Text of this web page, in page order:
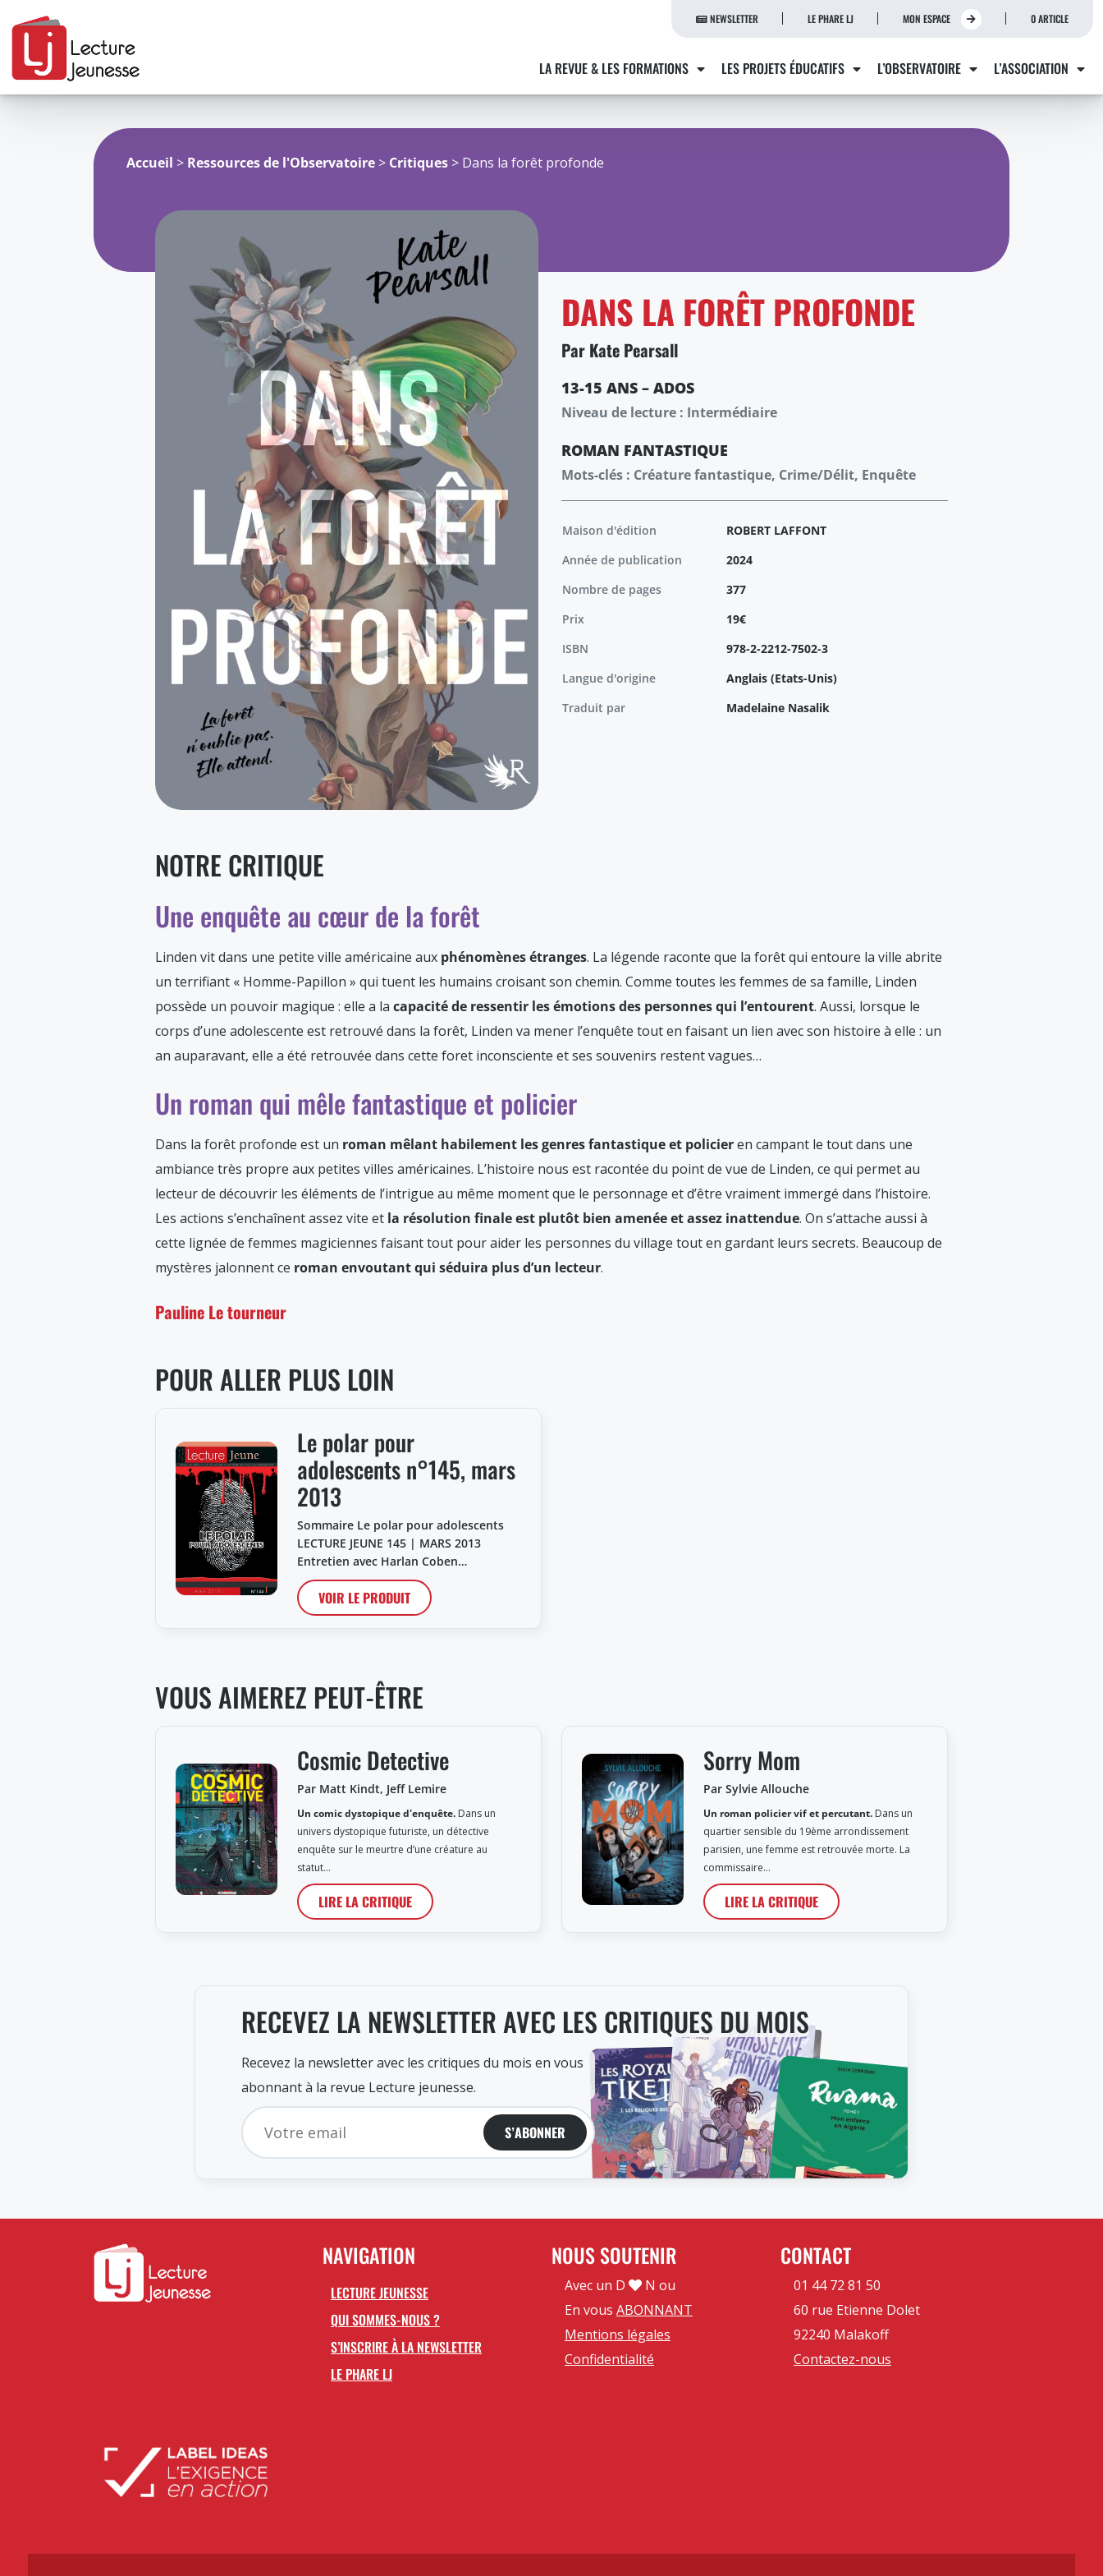
Aller
NEWSLETTER LE PHARE LJ MON ESPACE 0 ARTICLE
LA REVUE & LES FORMATIONS LES PROJETS ÉDUCATIFS L’OBSERVATOIRE L’ASSOCIATION
Accueil > Ressources de l'Observatoire > Critiques > Dans la forêt profonde
DANS LA FORÊT PROFONDE
Par Kate Pearsall
13-15 ANS – ADOS
Niveau de lecture : Intermédiaire
ROMAN FANTASTIQUE
Mots-clés : Créature fantastique, Crime/Délit, Enquête
Maison d'édition
ROBERT LAFFONT
Année de publication
2024
Nombre de pages
377
Prix
19€
ISBN
978-2-2212-7502-3
Langue d'origine
Anglais (Etats-Unis)
Traduit par
Madelaine Nasalik
NOTRE CRITIQUE
Une enquête au cœur de la forêt
Linden vit dans une petite ville américaine aux phénomènes étranges. La légende raconte que la forêt qui entoure la ville abrite
un terrifiant « Homme-Papillon » qui tuent les humains croisant son chemin. Comme toutes les femmes de sa famille, Linden
possède un pouvoir magique : elle a la capacité de ressentir les émotions des personnes qui l’entourent. Aussi, lorsque le
corps d’une adolescente est retrouvé dans la forêt, Linden va mener l’enquête tout en faisant un lien avec son histoire à elle : un
an auparavant, elle a été retrouvée dans cette foret inconsciente et ses souvenirs restent vagues…
Un roman qui mêle fantastique et policier
Dans la forêt profonde est un roman mêlant habilement les genres fantastique et policieren campant le tout dans une
ambiance très propre aux petites villes américaines. L’histoire nous est racontée du point de vue de Linden, ce qui permet au
lecteur de découvrir les éléments de l’intrigue au même moment que le personnage et d’être vraiment immergé dans l’histoire.
Les actions s’enchaînent assez vite et la résolution finale est plutôt bien amenée et assez inattendue. On s’attache aussi à
cette lignée de femmes magiciennes faisant tout pour aider les personnes du village tout en gardant leurs secrets. Beaucoup de
mystères jalonnent ce roman envoutant qui séduira plus d’un lecteur.
Pauline Le tourneur
POUR ALLER PLUS LOIN
Le polar pour
adolescents n°145, mars
2013
Sommaire Le polar pour adolescents
LECTURE JEUNE 145 | MARS 2013
Entretien avec Harlan Coben…
VOIR LE PRODUIT
VOUS AIMEREZ PEUT-ÊTRE
Cosmic Detective
Par Matt Kindt, Jeff Lemire
Un comic dystopique d'enquête. Dans un
univers dystopique futuriste, un détective
enquête sur le meurtre d’une créature au
statut…
LIRE LA CRITIQUE
Sorry Mom
Par Sylvie Allouche
Un roman policier vif et percutant. Dans un
quartier sensible du 19ème arrondissement
parisien, une femme est retrouvée morte. La
commissaire…
LIRE LA CRITIQUE
RECEVEZ LA NEWSLETTER AVEC LES CRITIQUES DU MOIS
Recevez la newsletter avec les critiques du mois en vous
abonnant à la revue Lecture jeunesse.
S’ABONNER
NAVIGATION
LECTURE JEUNESSE
QUI SOMMES-NOUS ?
S’INSCRIRE À LA NEWSLETTER
LE PHARE LJ
NOUS SOUTENIR
Avec un D
N ou
En vous ABONNANT
Mentions légales
Confidentialité
CONTACT
01 44 72 81 50
60 rue Etienne Dolet
92240 Malakoff
Contactez-nous